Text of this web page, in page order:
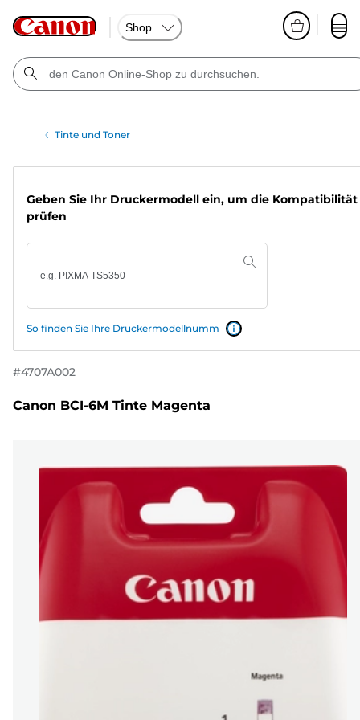
Shop
Tinte und Toner
Geben Sie Ihr Druckermodell ein, um die Kompatibilität
prüfen
So finden Sie Ihre Druckermodellnumm
#4707A002
Canon BCI-6M Tinte Magenta